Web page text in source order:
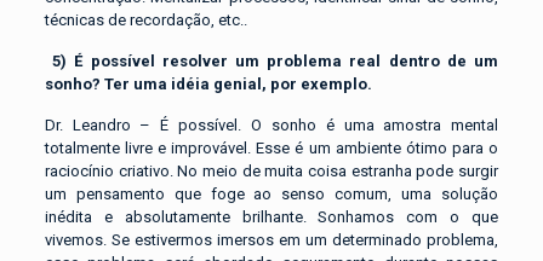
técnicas de recordação, etc..
5) É possível resolver um problema real dentro de um
sonho? Ter uma idéia genial, por exemplo.
Dr. Leandro – É possível. O sonho é uma amostra mental
totalmente livre e improvável. Esse é um ambiente ótimo para o
raciocínio criativo. No meio de muita coisa estranha pode surgir
um pensamento que foge ao senso comum, uma solução
inédita e absolutamente brilhante. Sonhamos com o que
vivemos. Se estivermos imersos em um determinado problema,